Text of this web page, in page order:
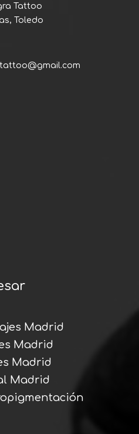
Tattoo
Toledo
Madrid
Madrid
Madrid
Madrid